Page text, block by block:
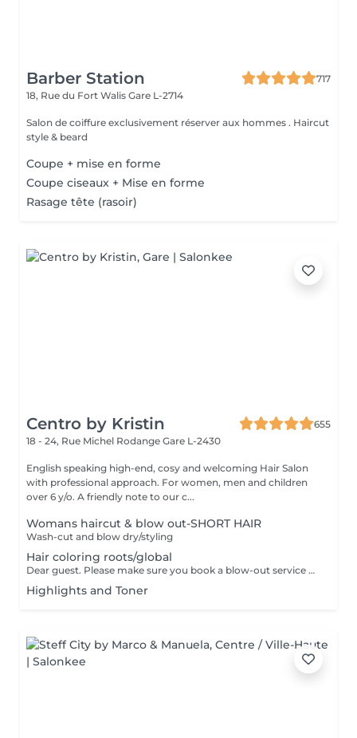
Barber Station
717
18, Rue du Fort Walis Gare L-2714
Salon de coiffure exclusivement réserver aux hommes . Haircut
style & beard
Coupe + mise en forme
Coupe ciseaux + Mise en forme
Rasage tête (rasoir)
Centro by Kristin
655
18 - 24, Rue Michel Rodange Gare L-2430
English speaking high-end, cosy and welcoming Hair Salon
with professional approach. For women, men and children
over 6 y/o. A friendly note to our c...
Womans haircut & blow out-SHORT HAIR
Wash-cut and blow dry/styling
Hair coloring roots/global
Dear guest. Please make sure you book a blow-out service after your color service, that is additional 30 minutes to the total service. Thank you for understanding. Team Centro
Highlights and Toner